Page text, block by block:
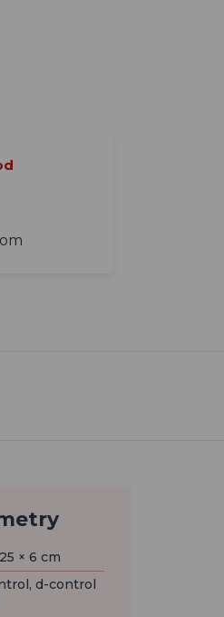
× 6 cm
d-control